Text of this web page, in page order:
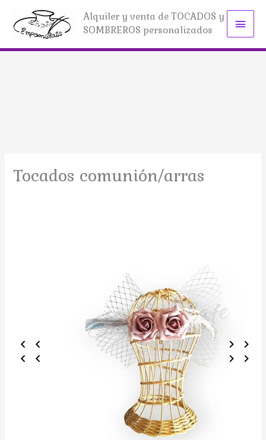
contenido
Alquiler y venta de TOCADOS y
SOMBREROS personalizados
Tocados comunión/arras